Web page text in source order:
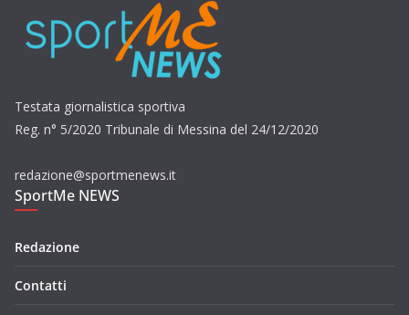
Testata giornalistica sportiva
Reg. n° 5/2020 Tribunale di Messina del 24/12/2020
redazione@sportmenews.it
SportMe NEWS
Redazione
Contatti